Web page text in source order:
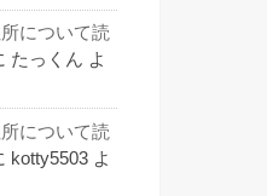
について読
たっくん よ
について読
kotty5503 よ